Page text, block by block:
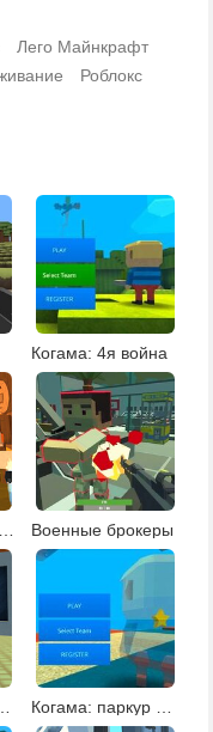
Лего Майнкрафт
Роблокс
Когама: 4я война
Военные брокеры